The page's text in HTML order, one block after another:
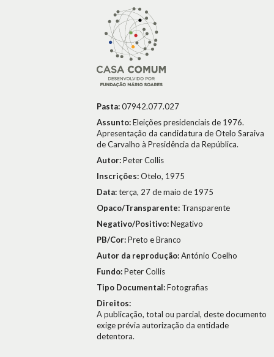
Pasta:07942.077.027
Assunto:Eleições presidenciais de 1976.
Apresentação da candidatura de Otelo Saraiva
de Carvalho à Presidência da República.
Autor:Peter Collis
Inscrições:Otelo, 1975
Data:terça, 27 de maio de 1975
Opaco/Transparente: Transparente
Negativo/Positivo:Negativo
PB/Cor:Preto e Branco
Autor da reprodução:António Coelho
Fundo:Peter Collis
Tipo Documental:Fotografias
Direitos:
A publicação, total ou parcial, deste documento
exige prévia autorização da entidade
detentora.